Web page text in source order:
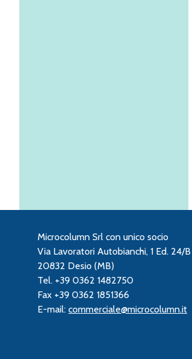
Microcolumn Srl con unico socio
Via Lavoratori Autobianchi, 1 Ed. 24/B
20832 Desio (MB)
Tel. +39 0362 1482750
Fax +39 0362 1851366
E-mail: commerciale@microcolumn.it